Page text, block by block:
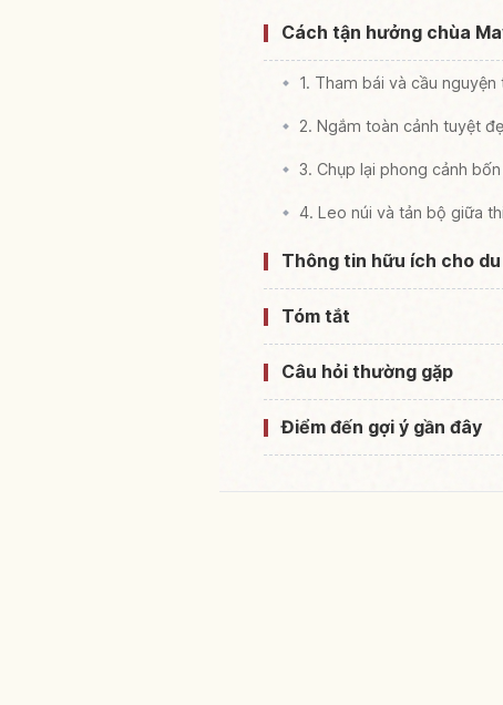
Cách tận hưởng chùa
1. Tham bái và cầu nguyện
2. Ngắm toàn cảnh tuyệt
3. Chụp lại phong cảnh
4. Leo núi và tản bộ giữa
Thông tin hữu ích cho
Tóm tắt
Câu hỏi thường gặp
Điểm đến gợi ý gần đây